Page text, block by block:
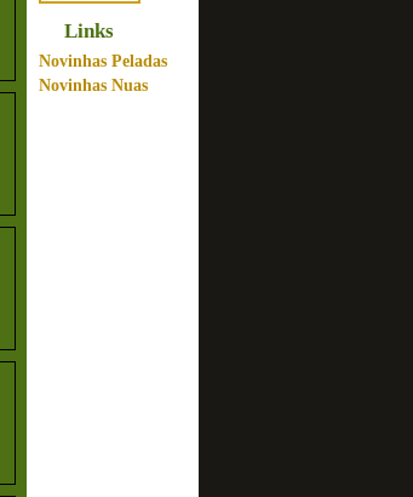
Links
Novinhas Peladas
Novinhas Nuas